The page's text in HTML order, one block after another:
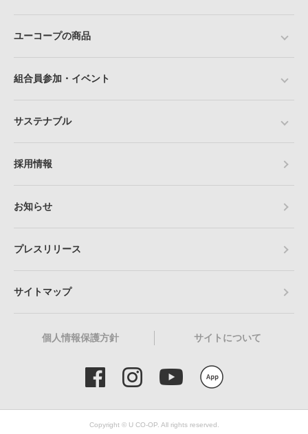
ユーコープの商品
組合員参加・イベント
サステナブル
採用情報
お知らせ
プレスリリース
サイトマップ
個人情報保護方針 サイトについて
Copyright © U CO-OP. All rights reserved.